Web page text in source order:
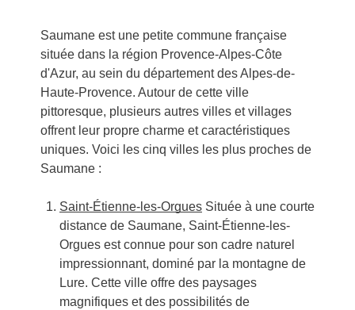
Saumane est une petite commune française
située dans la région Provence-Alpes-Côte
d'Azur, au sein du département des Alpes-de-
Haute-Provence. Autour de cette ville
pittoresque, plusieurs autres villes et villages
offrent leur propre charme et caractéristiques
uniques. Voici les cinq villes les plus proches de
Saumane :
Saint-Étienne-les-OrguesSituée à une courte
distance de Saumane, Saint-Étienne-les-
Orgues est connue pour son cadre naturel
impressionnant, dominé par la montagne de
Lure. Cette ville offre des paysages
magnifiques et des possibilités de